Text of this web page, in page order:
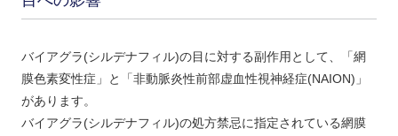
バイアグラ(シルデナフィル)の目に対する副作用として、
「網
膜色素変性症」
と
「非動脈炎性前部虚血性視神経症(NAION)」
があります。
バイアグラ(シルデナフィル)の処方禁忌に指定されている網膜